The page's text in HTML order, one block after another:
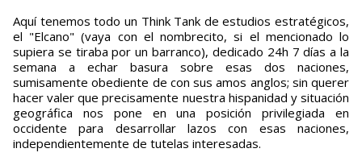
Aquí tenemos todo un Think Tank de estudios estratégicos,
el "Elcano" (vaya con el nombrecito, si el mencionado lo
supiera se tiraba por un barranco), dedicado 24h 7 días a la
semana a echar basura sobre esas dos naciones,
sumisamente obediente de con sus amos anglos; sin querer
hacer valer que precisamente nuestra hispanidad y situación
geográfica nos pone en una posición privilegiada en
occidente para desarrollar lazos con esas naciones,
independientemente de tutelas interesadas.